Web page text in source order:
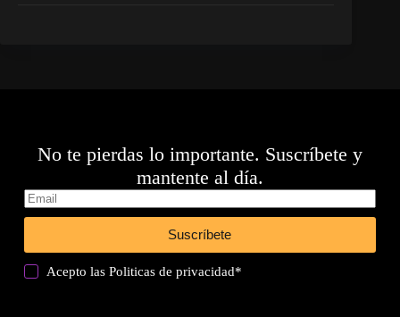
No te pierdas lo importante. Suscríbete y
mantente al día.
Suscríbete
Acepto lasPoliticas de privacidad*